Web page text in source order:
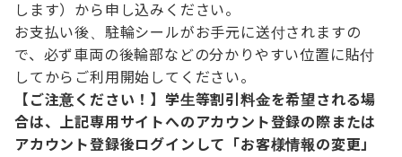
します）から申し込みください。
お支払い後、駐輪シールがお手元に送付されますの
で、必ず車両の後輪部などの分かりやすい位置に貼付
してからご利用開始してください。
【ご注意ください！】学生等割引料金を希望される場
合は、上記専用サイトへのアカウント登録の際または
アカウント登録後ログインして「お客様情報の変更」